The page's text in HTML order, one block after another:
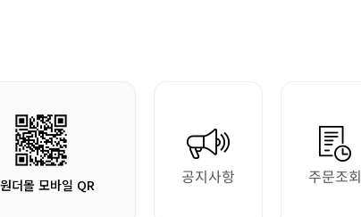
더몰 모바일 QR 공지사항 주문조회